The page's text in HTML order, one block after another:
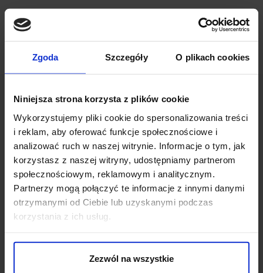
Zgoda Szczegóły O plikach cookies
Niniejsza strona korzysta z plików cookie
Wykorzystujemy pliki cookie do spersonalizowania treści
i reklam, aby oferować funkcje społecznościowe i
analizować ruch w naszej witrynie. Informacje o tym, jak
korzystasz z naszej witryny, udostępniamy partnerom
społecznościowym, reklamowym i analitycznym.
Partnerzy mogą połączyć te informacje z innymi danymi
otrzymanymi od Ciebie lub uzyskanymi podczas
korzystania z ich usług.
Zezwól na wszystkie
OPINIE O PRODUKCIE: MUCHA
CLASSICO MCG6 GRANATOWA
Weryfikacja pochodzenia opinii nie jest dokonywana.
Ten produkt nie ma jeszcze opinii, dodaj opinię, bądź
pierwszy!